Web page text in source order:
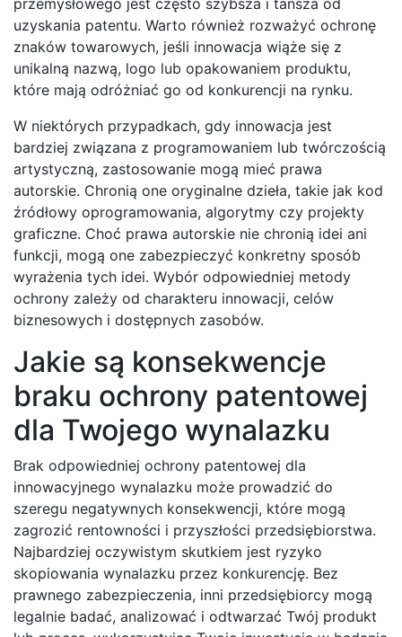
przemysłowego jest często szybsza i tańsza od
uzyskania patentu. Warto również rozważyć ochronę
znaków towarowych, jeśli innowacja wiąże się z
unikalną nazwą, logo lub opakowaniem produktu,
które mają odróżniać go od konkurencji na rynku.
W niektórych przypadkach, gdy innowacja jest
bardziej związana z programowaniem lub twórczością
artystyczną, zastosowanie mogą mieć prawa
autorskie. Chronią one oryginalne dzieła, takie jak kod
źródłowy oprogramowania, algorytmy czy projekty
graficzne. Choć prawa autorskie nie chronią idei ani
funkcji, mogą one zabezpieczyć konkretny sposób
wyrażenia tych idei. Wybór odpowiedniej metody
ochrony zależy od charakteru innowacji, celów
biznesowych i dostępnych zasobów.
Jakie są konsekwencje
braku ochrony patentowej
dla Twojego wynalazku
Brak odpowiedniej ochrony patentowej dla
innowacyjnego wynalazku może prowadzić do
szeregu negatywnych konsekwencji, które mogą
zagrozić rentowności i przyszłości przedsiębiorstwa.
Najbardziej oczywistym skutkiem jest ryzyko
skopiowania wynalazku przez konkurencję. Bez
prawnego zabezpieczenia, inni przedsiębiorcy mogą
legalnie badać, analizować i odtwarzać Twój produkt